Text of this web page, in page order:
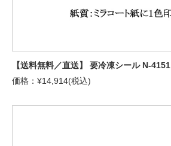
【送料無料／直送】 要冷凍シール N-4151
価格：¥14,914(税込)